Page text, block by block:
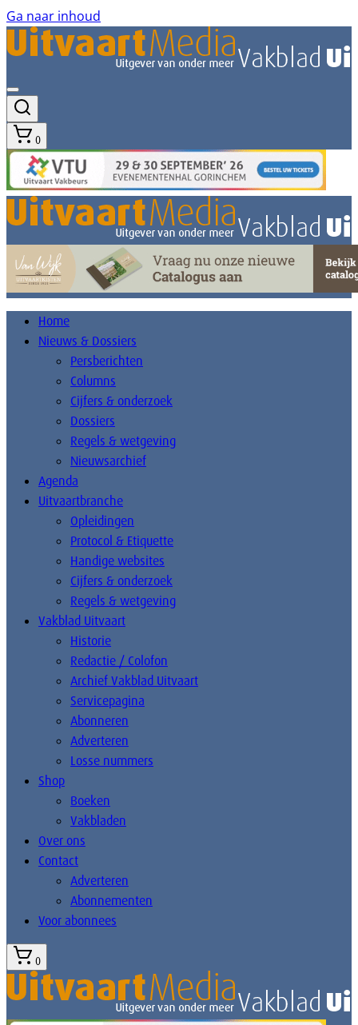
Ga naar inhoud
0
Home
Nieuws & Dossiers
Persberichten
Columns
Cijfers & onderzoek
Dossiers
Regels & wetgeving
Nieuwsarchief
Agenda
Uitvaartbranche
Opleidingen
Protocol & Etiquette
Handige websites
Cijfers & onderzoek
Regels & wetgeving
Vakblad Uitvaart
Historie
Redactie / Colofon
Archief Vakblad Uitvaart
Servicepagina
Abonneren
Adverteren
Losse nummers
Shop
Boeken
Vakbladen
Over ons
Contact
Adverteren
Abonnementen
Voor abonnees
0